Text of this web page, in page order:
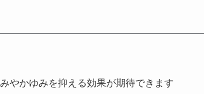
やかゆみを抑える効果が期待できます